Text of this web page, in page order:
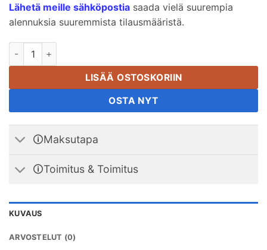
Lähetä meille sähköpostia saada vielä suurempia
alennuksia suuremmista tilausmääristä.
4mmx4mmx4mm pienet neodyymikuutiomagneetit Vahvat
LISÄÄ OSTOSKORIIN
OSTA NYT
🛈Maksutapa
🛈Toimitus & Toimitus
KUVAUS
ARVOSTELUT (0)